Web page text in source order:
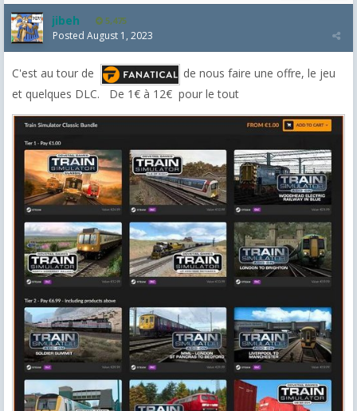
jibeh 5,475
Posted August 1, 2023
C'est au tour de
de nous faire une offre, le jeu
et quelques DLC. De 1€ à 12€ pour le tout